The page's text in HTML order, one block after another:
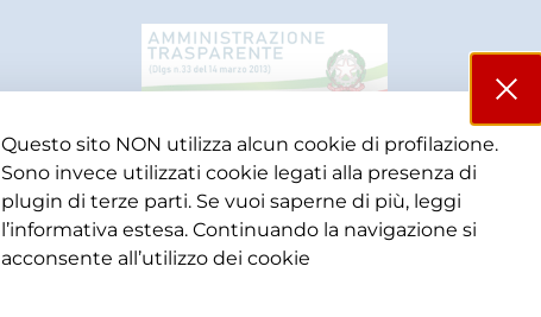
Questo sito NON utilizza alcun cookie di profilazione.
Sono invece utilizzati cookie legati alla presenza di
plugin di terze parti. Se vuoi saperne di più, leggi
l’informativa estesa. Continuando la navigazione si
acconsente all’utilizzo dei cookie​